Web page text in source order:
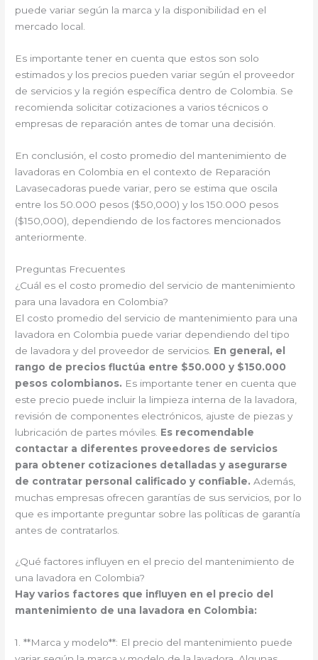
puede variar según la marca y la disponibilidad en el
mercado local.
Es importante tener en cuenta que estos son solo
estimados y los precios pueden variar según el proveedor
de servicios y la región específica dentro de Colombia. Se
recomienda solicitar cotizaciones a varios técnicos o
empresas de reparación antes de tomar una decisión.
En conclusión, el costo promedio del mantenimiento de
lavadoras en Colombia en el contexto de Reparación
Lavasecadoras puede variar, pero se estima que oscila
entre los 50.000 pesos ($50,000) y los 150.000 pesos
($150,000), dependiendo de los factores mencionados
anteriormente.
Preguntas Frecuentes
¿Cuál es el costo promedio del servicio de mantenimiento
para una lavadora en Colombia?
El costo promedio del servicio de mantenimiento para una
lavadora en Colombia puede variar dependiendo del tipo
de lavadora y del proveedor de servicios. En general, el
rango de precios fluctúa entre $50.000 y $150.000
pesos colombianos. Es importante tener en cuenta que
este precio puede incluir la limpieza interna de la lavadora,
revisión de componentes electrónicos, ajuste de piezas y
lubricación de partes móviles. Es recomendable
contactar a diferentes proveedores de servicios
para obtener cotizaciones detalladas y asegurarse
de contratar personal calificado y confiable. Además,
muchas empresas ofrecen garantías de sus servicios, por lo
que es importante preguntar sobre las políticas de garantía
antes de contratarlos.
¿Qué factores influyen en el precio del mantenimiento de
una lavadora en Colombia?
Hay varios factores que influyen en el precio del
mantenimiento de una lavadora en Colombia:
1. **Marca y modelo**: El precio del mantenimiento puede